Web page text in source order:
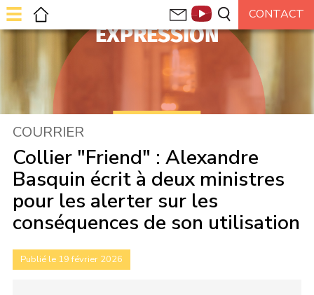
EXPRESSION
COURRIER
Collier "Friend" : Alexandre
Basquin écrit à deux ministres
pour les alerter sur les
conséquences de son utilisation
Publié le 19 février 2026